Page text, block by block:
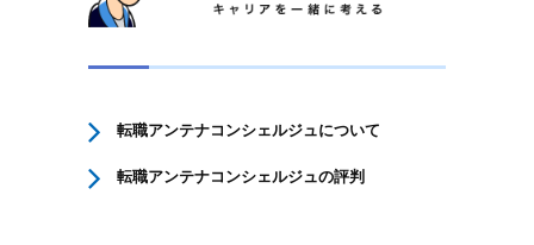
転職アンテナコンシェルジュについて
転職アンテナコンシェルジュの評判